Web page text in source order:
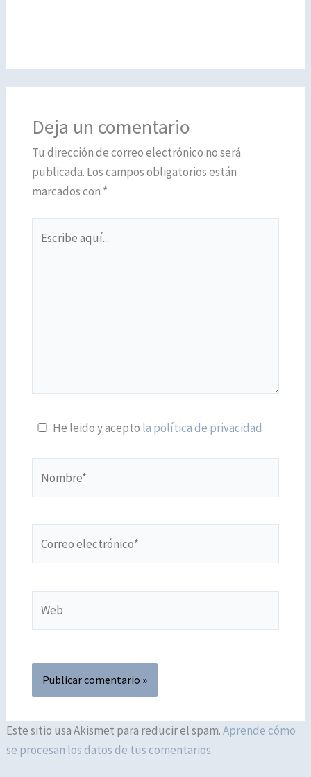
Deja un comentario
Tu dirección de correo electrónico no será
publicada. Los campos obligatorios están
marcados con *
aquí...
He leido y acepto la política de privacidad
electrónico*
Este sitio usa Akismet para reducir el spam.Aprende cómo
se procesan los datos de tus comentarios.